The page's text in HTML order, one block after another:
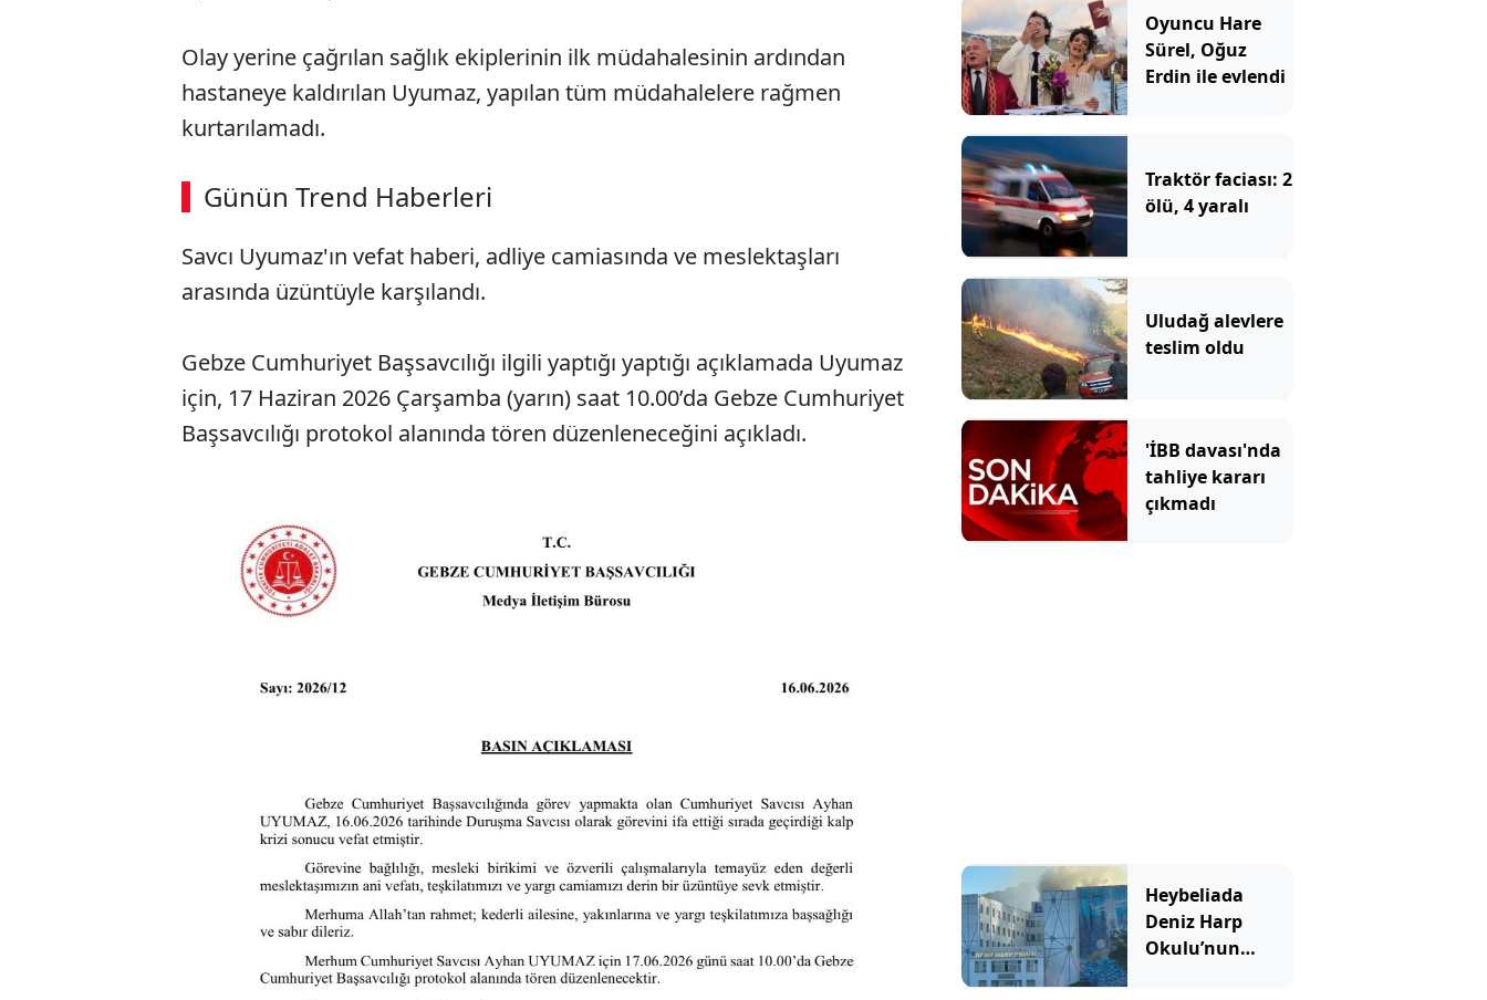
Olay yerine çağrılan sağlık ekiplerinin ilk müdahalesinin ardından
hastaneye kaldırılan Uyumaz, yapılan tüm müdahalelere rağmen
kurtarılamadı.
Günün Trend Haberleri
00:03 / 09:08
Savcı Uyumaz'ın vefat haberi, adliye camiasında ve meslektaşları
arasında üzüntüyle karşılandı.
Gebze Cumhuriyet Başsavcılığı ilgili yaptığı yaptığı açıklamada Uyumaz
için, 17 Haziran 2026 Çarşamba (yarın) saat 10.00’da Gebze Cumhuriyet
Başsavcılığı protokol alanında tören düzenleneceğini açıkladı.
Oyuncu Hare
Sürel, Oğuz
Erdin ile evlendi
Traktör faciası: 2
ölü, 4 yaralı
Uludağ alevlere
teslim oldu
'İBB davası'nda
tahliye kararı
çıkmadı
Heybeliada
Deniz Harp
Okulu’nun